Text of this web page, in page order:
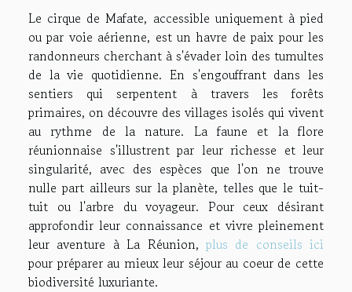
Le cirque de Mafate, accessible uniquement à pied
ou par voie aérienne, est un havre de paix pour les
randonneurs cherchant à s'évader loin des tumultes
de la vie quotidienne. En s'engouffrant dans les
sentiers qui serpentent à travers les forêts
primaires, on découvre des villages isolés qui vivent
au rythme de la nature. La faune et la flore
réunionnaise s'illustrent par leur richesse et leur
singularité, avec des espèces que l'on ne trouve
nulle part ailleurs sur la planète, telles que le tuit-
tuit ou l'arbre du voyageur. Pour ceux désirant
approfondir leur connaissance et vivre pleinement
leur aventure à La Réunion, plus de conseils ici
pour préparer au mieux leur séjour au coeur de cette
biodiversité luxuriante.